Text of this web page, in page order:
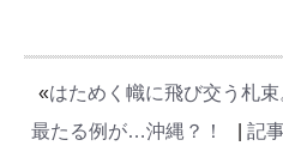
«はためく幟に飛び交う札
最たる例が…沖縄？！
記